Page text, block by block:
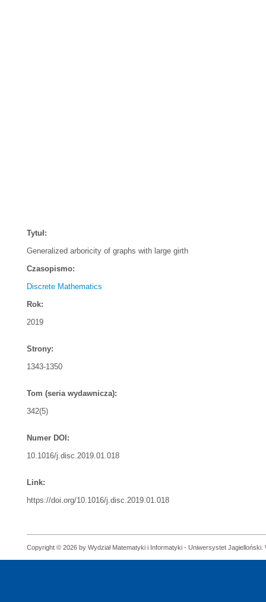
Tytuł:
Generalized arboricity of graphs with large girth
Czasopismo:
Discrete Mathematics
Rok:
2019
Strony:
1343-1350
Tom (seria wydawnicza):
342(5)
Numer DOI:
10.1016/j.disc.2019.01.018
Link:
https://doi.org/10.1016/j.disc.2019.01.018
Copyright © 2026 by Wydział Matematyki i Informatyki - Uniwersystet